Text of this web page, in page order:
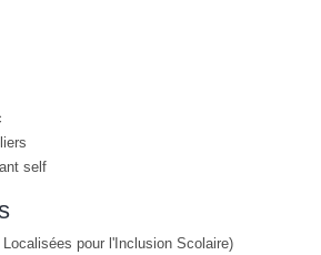
self
pour l'Inclusion Scolaire)